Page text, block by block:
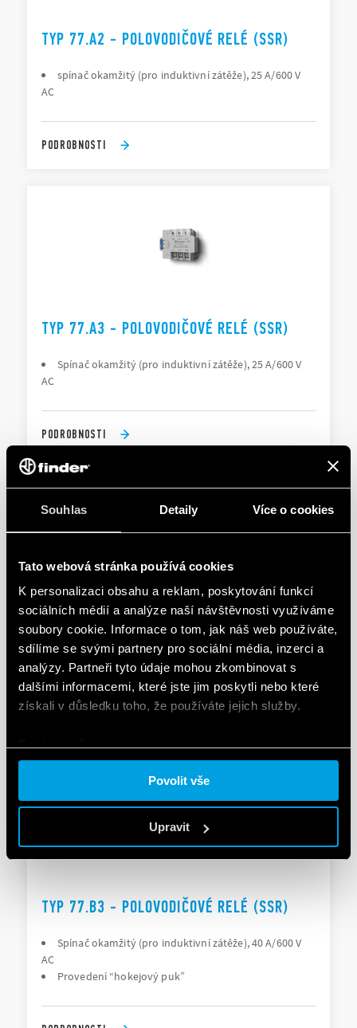
Souhlas Detaily Více o cookies
Tato webová stránka používá cookies
K personalizaci obsahu a reklam, poskytování funkcí
sociálních médií a analýze naší návštěvnosti využíváme
soubory cookie. Informace o tom, jak náš web používáte,
sdílíme se svými partnery pro sociální média, inzerci a
analýzy. Partneři tyto údaje mohou zkombinovat s
dalšími informacemi, které jste jim poskytli nebo které
získali v důsledku toho, že používáte jejich služby.
Povolit vše
Upravit
TYP 77.A2 - POLOVODIČOVÉ RELÉ (SSR)
spínač okamžitý (pro induktivní zátěže), 25 A/600 V
AC
PODROBNOSTI
TYP 77.A3 - POLOVODIČOVÉ RELÉ (SSR)
Spínač okamžitý (pro induktivní zátěže), 25 A/600 V
AC
PODROBNOSTI
TYP 77.B1 - POLOVODIČOVÉ RELÉ (SSR)
Zero-crossing switch-on
Output: 40 A
TYP 77.B3 - POLOVODIČOVÉ RELÉ (SSR)
Spínač okamžitý (pro induktivní zátěže), 40 A/600 V
AC
Provedení “hokejový puk”